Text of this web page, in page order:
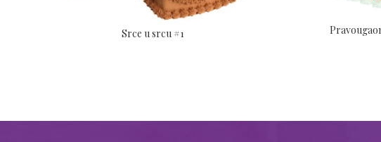
Srce u srcu #1